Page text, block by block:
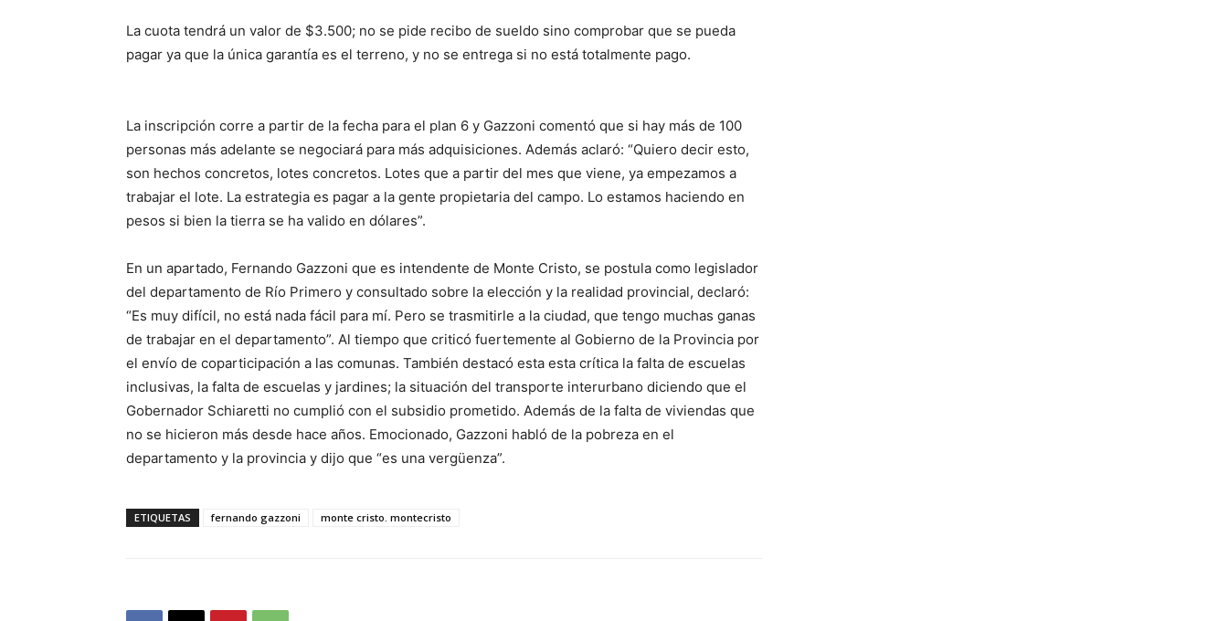
La cuota tendrá un valor de $3.500; no se pide recibo de sueldo sino comprobar que se pueda
pagar ya que la única garantía es el terreno, y no se entrega si no está totalmente pago.
La inscripción corre a partir de la fecha para el plan 6 y Gazzoni comentó que si hay más de 100
personas más adelante se negociará para más adquisiciones. Además aclaró: “Quiero decir esto,
son hechos concretos, lotes concretos. Lotes que a partir del mes que viene, ya empezamos a
trabajar el lote. La estrategia es pagar a la gente propietaria del campo. Lo estamos haciendo en
pesos si bien la tierra se ha valido en dólares”.
En un apartado, Fernando Gazzoni que es intendente de Monte Cristo, se postula como legislador
del departamento de Río Primero y consultado sobre la elección y la realidad provincial, declaró:
“Es muy difícil, no está nada fácil para mí. Pero se trasmitirle a la ciudad, que tengo muchas ganas
de trabajar en el departamento”. Al tiempo que criticó fuertemente al Gobierno de la Provincia por
el envío de coparticipación a las comunas. También destacó esta esta crítica la falta de escuelas
inclusivas, la falta de escuelas y jardines; la situación del transporte interurbano diciendo que el
Gobernador Schiaretti no cumplió con el subsidio prometido. Además de la falta de viviendas que
no se hicieron más desde hace años. Emocionado, Gazzoni habló de la pobreza en el
departamento y la provincia y dijo que “es una vergüenza”.
ETIQUETAS fernando gazzoni monte cristo. montecristo